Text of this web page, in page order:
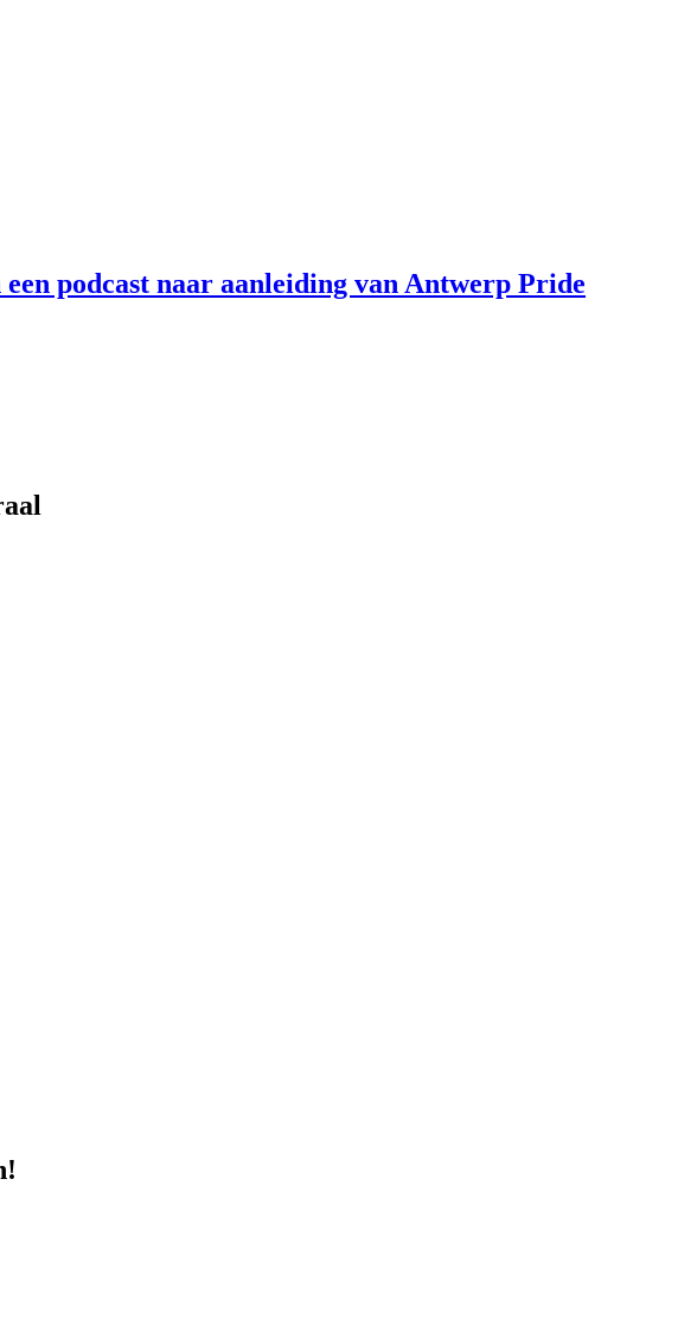
podcast naar aanleiding van Antwerp Pride